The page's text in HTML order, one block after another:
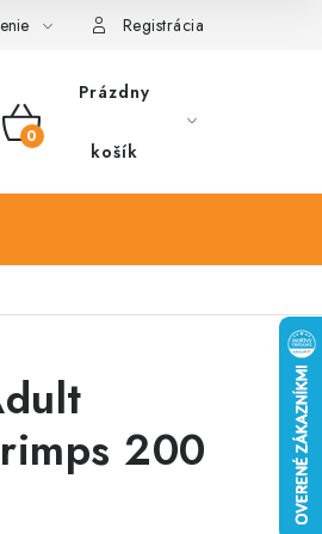
Registrácia
NÁKUPNÝ
Prázdny
košík
200